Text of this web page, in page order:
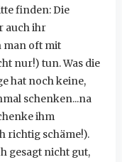
finden: Die
auch ihr
man oft mit
nur!) tun. Was die
hat noch keine,
schenken...na
ihm
richtig schäme!).
gesagt nicht gut,